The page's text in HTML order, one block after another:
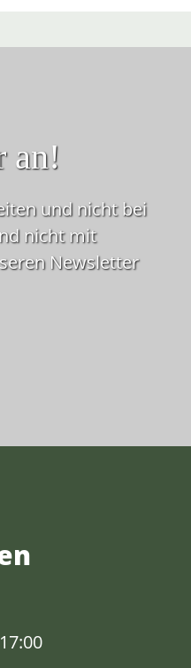
an!
und nicht bei
nicht mit
Newsletter